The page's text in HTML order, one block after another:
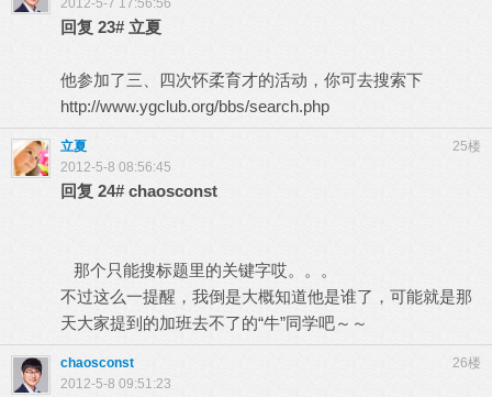
2012-5-7 17:56:56
回复 23# 立夏
他参加了三、四次怀柔育才的活动，你可去搜索下
http://www.ygclub.org/bbs/search.php
25楼
立夏
2012-5-8 08:56:45
回复 24# chaosconst
那个只能搜标题里的关键字哎。。。
不过这么一提醒，我倒是大概知道他是谁了，可能就是那
天大家提到的加班去不了的“牛”同学吧～～
26楼
chaosconst
2012-5-8 09:51:23